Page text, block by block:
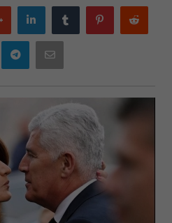
Google
plus
LinkedIn Tumblr Pinterest
Print Telegram